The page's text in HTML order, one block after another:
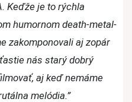
Keďže je to rýchla
humornom death-metal-
zakomponovali aj zopár
nás starý dobrý
aj keď nemáme
melódia.”